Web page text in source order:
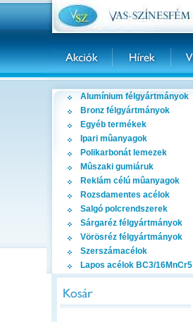
Alumínium félgyártmányok
Bronz félgyártmányok
Egyéb termékek
Ipari mûanyagok
Polikarbonát lemezek
Mûszaki gumiáruk
Reklám célú mûanyagok
Rozsdamentes acélok
Salgó polcrendszerek
Sárgaréz félgyártmányok
Vörösréz félgyártmányok
Szerszámacélok
Lapos acélok BC3/16MnCr5